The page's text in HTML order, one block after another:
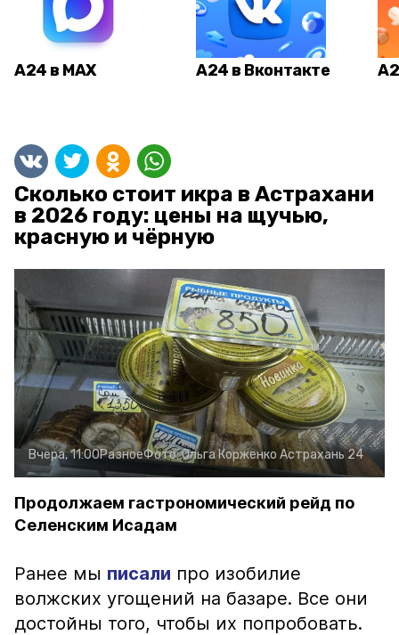
А24 в MAX А24 в Вконтакте
Сколько стоит икра в Астрахани
в 2026 году: цены на щучью,
красную и чёрную
Вчера, 11:00РазноеФото:Ольга Корженко Астрахань 24
Продолжаем гастрономический рейд по
Селенским Исадам
Ранее мы писали про изобилие
волжских угощений на базаре. Все они
достойны того, чтобы их попробовать.